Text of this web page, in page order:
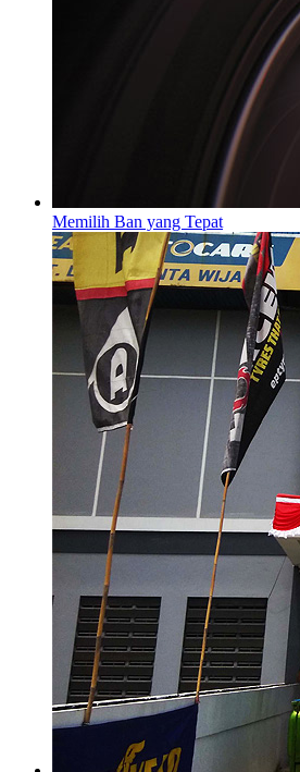
Memilih Ban yang Tepat